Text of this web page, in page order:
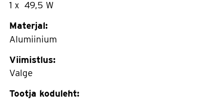
1 x 49,5 W
Materjal:
Alumiinium
Viimistlus:
Valge
Tootja koduleht: